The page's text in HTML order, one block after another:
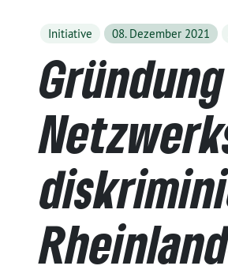
Initiative 08. Dezember 2021